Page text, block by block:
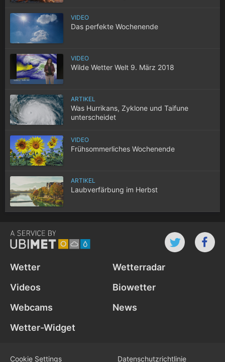
VIDEO
Das perfekte Wochenende
VIDEO
Wilde Wetter Welt 9. März 2018
ARTIKEL
Was Hurrikans, Zyklone und Taifune
unterscheidet
VIDEO
Frühsommerliches Wochenende
ARTIKEL
Laubverfärbung im Herbst
Wetter
Wetterradar
Videos
Biowetter
Webcams
News
Wetter-Widget
Cookie Settings Datenschutz­richtlinie